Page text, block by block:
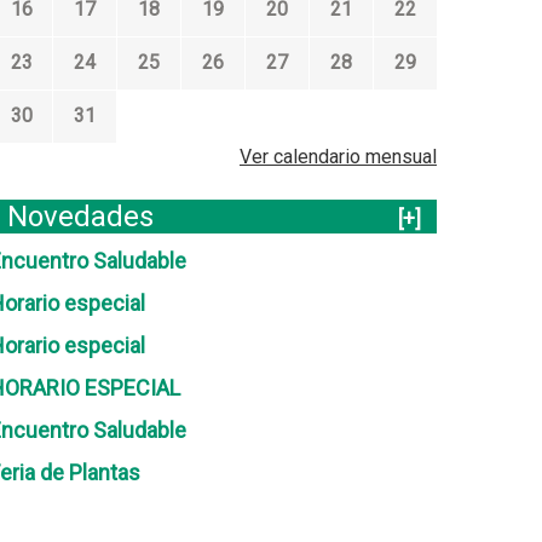
16 17 18 19 20 21 22
23 24 25 26 27 28 29
30
31
Ver calendario mensual
Novedades
[+]
Saludable
especial
especial
ESPECIAL
Saludable
de Plantas